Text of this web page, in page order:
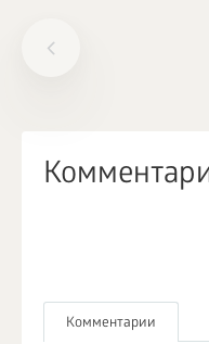
Комментарии